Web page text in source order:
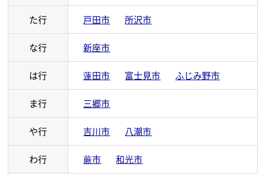
た行 戸田市 所沢市
な行 新座市
は行 蓮田市 富士見市 ふじみ野市
ま行 三郷市
や行 吉川市 八潮市
わ行 蕨市 和光市